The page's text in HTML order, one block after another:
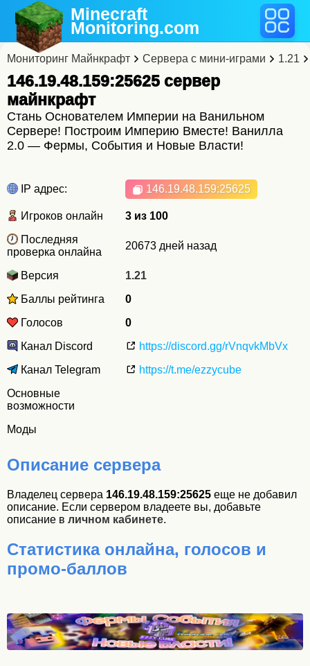
Minecraft
Monitoring.com
Мониторинг Майнкрафт Сервера с мини-играми 1.21
146.19.48.159:25625 cервер
майнкрафт
Стань Основателем Империи на Ванильном
Сервере! Построим Империю Вместе! Ванилла
2.0 — Фермы, События и Новые Власти!
IP адрес: 146.19.48.159:25625
Игроков онлайн
3 из 100
Последняя
проверка онлайна
20673 дней назад
Версия
1.21
Баллы рейтинга
0
Голосов
0
Канал Discord
https://discord.gg/rVnqvkMbVx
Канал Telegram
https://t.me/ezzycube
Основные
возможности
Моды
Описание сервера
Владелец сервера 146.19.48.159:25625 еще не добавил
описание. Если сервером владеете вы, добавьте
описание в личном кабинете.
Статистика онлайна, голосов и
промо-баллов